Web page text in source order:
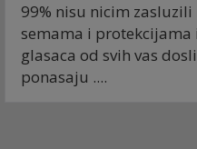
99% nisu nicim
semama i
glasaca od svih vas
ponasaju ....